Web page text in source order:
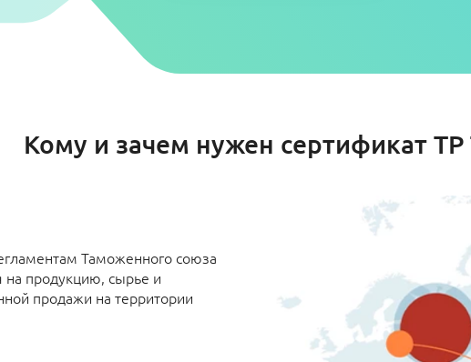
Кому и зачем нужен сертификат ТР
Таможенного союза
продукцию, сырье и
продажи на территории